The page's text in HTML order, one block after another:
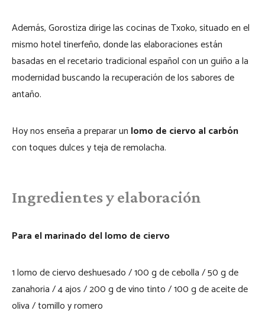
Además, Gorostiza dirige las cocinas de Txoko, situado en el
mismo hotel tinerfeño, donde las elaboraciones están
basadas en el recetario tradicional español con un guiño a la
modernidad buscando la recuperación de los sabores de
antaño.
Hoy nos enseña a preparar un lomo de ciervo al carbón
con toques dulces y teja de remolacha.
Ingredientes y elaboración
Para el marinado del lomo de ciervo
1 lomo de ciervo deshuesado / 100 g de cebolla / 50 g de
zanahoria / 4 ajos / 200 g de vino tinto / 100 g de aceite de
oliva / tomillo y romero